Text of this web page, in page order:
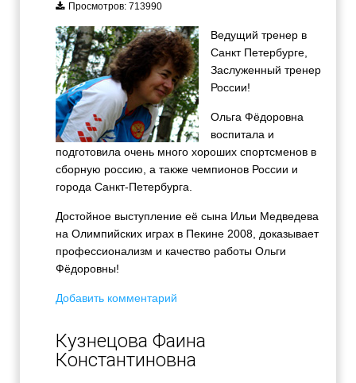
Просмотров: 713990
Ведущий тренер в
Санкт Петербурге,
Заслуженный тренер
России!
Ольга Фёдоровна
воспитала и
подготовила очень много хороших спортсменов в
сборную россию, а также чемпионов России и
города Санкт-Петербурга.
Достойное выступление её сына Ильи Медведева
на Олимпийских играх в Пекине 2008, доказывает
профессионализм и качество работы Ольги
Фёдоровны!
Добавить комментарий
Кузнецова Фаина
Константиновна